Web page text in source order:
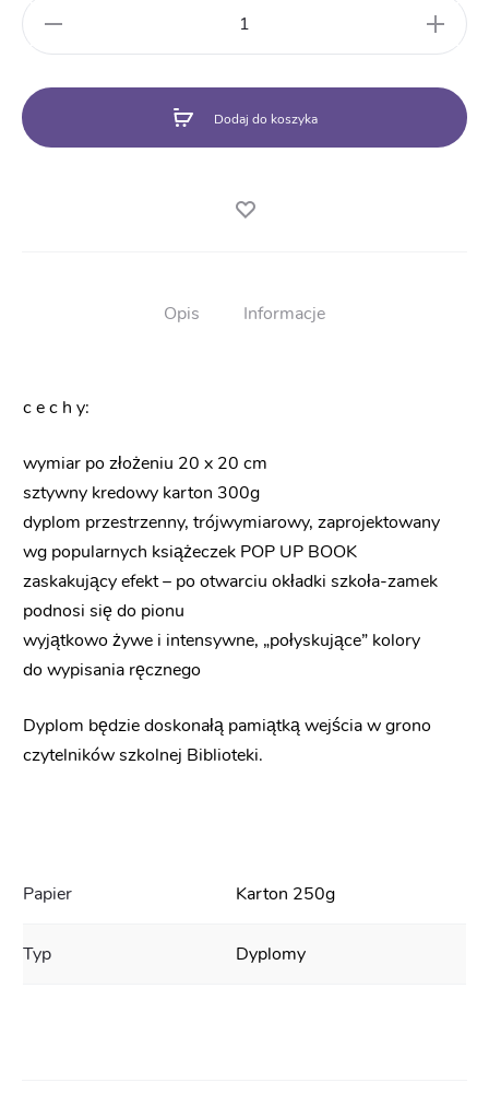
pasowania
na
przestrzenny
Dodaj do koszyka
Opis Informacje
c e c h y:
wymiar po złożeniu 20 x 20 cm
sztywny kredowy karton 300g
dyplom przestrzenny, trójwymiarowy, zaprojektowany
wg popularnych książeczek POP UP BOOK
zaskakujący efekt – po otwarciu okładki szkoła-zamek
podnosi się do pionu
wyjątkowo żywe i intensywne, „połyskujące” kolory
do wypisania ręcznego
Dyplom będzie doskonałą pamiątką wejścia w grono
czytelników szkolnej Biblioteki.
Papier Karton 250g
Typ Dyplomy